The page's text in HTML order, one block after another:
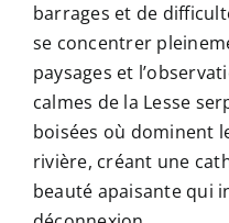
barrages et de
se concentrer
paysages et
calmes de la Lesse
boisées où dominent
rivière, créant une
beauté apaisante qui